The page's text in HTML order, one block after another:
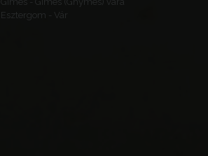
Esztergom - Vár